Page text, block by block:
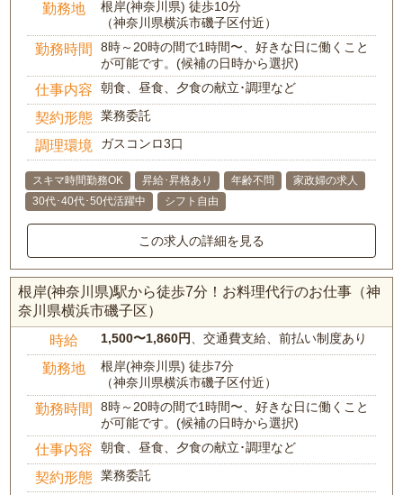
勤務地
根岸(神奈川県) 徒歩10分
（神奈川県横浜市磯子区付近）
勤務時間
8時～20時の間で1時間〜、好きな日に働くこと
が可能です。(候補の日時から選択)
仕事内容 朝食、昼食、夕食の献立･調理など
契約形態 業務委託
調理環境 ガスコンロ3口
スキマ時間勤務OK 昇給･昇格あり 年齢不問
家政婦の求人
30代･40代･50代活躍中
シフト自由
この求人の詳細を見る
根岸(神奈川県)駅から徒歩7分！お料理代行のお仕事（神
奈川県横浜市磯子区）
時給 1,500〜1,860円 、交通費支給、前払い制度あり
勤務地
根岸(神奈川県) 徒歩7分
（神奈川県横浜市磯子区付近）
勤務時間
8時～20時の間で1時間〜、好きな日に働くこと
が可能です。(候補の日時から選択)
仕事内容 朝食、昼食、夕食の献立･調理など
契約形態 業務委託